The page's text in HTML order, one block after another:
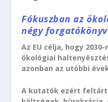
Fókuszban az
négy
Az EU célja, hogy
ökológiai
azonban az utóbbi
A kutatók ezért